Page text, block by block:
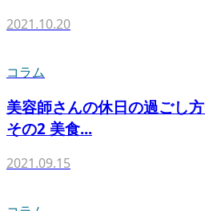
2021.10.20
コラム
美容師さんの休日の過ごし
その2 美食...
2021.09.15